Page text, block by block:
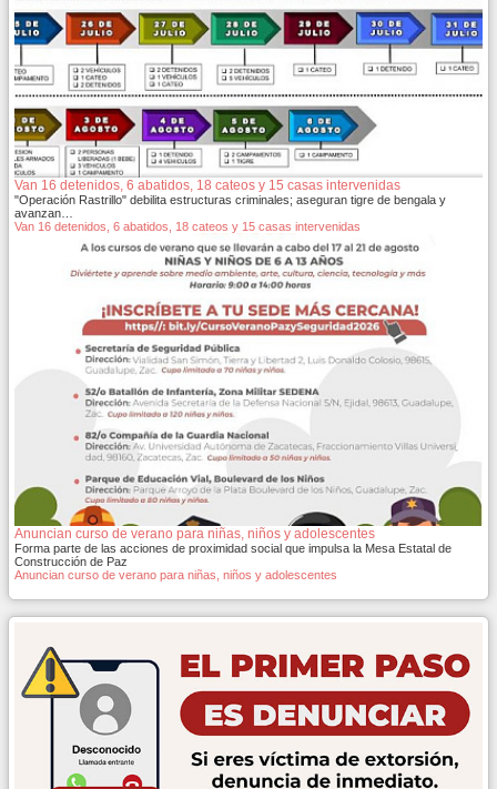
Van 16 detenidos, 6 abatidos, 18 cateos y 15 casas intervenidas
"Operación Rastrillo" debilita estructuras criminales; aseguran tigre de bengala y
avanzan…
Van 16 detenidos, 6 abatidos, 18 cateos y 15 casas intervenidas
Anuncian curso de verano para niñas, niños y adolescentes
Forma parte de las acciones de proximidad social que impulsa la Mesa Estatal de
Construcción de Paz
Anuncian curso de verano para niñas, niños y adolescentes